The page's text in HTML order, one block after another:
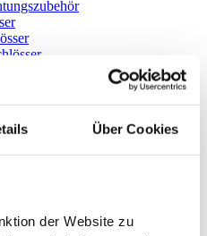
Über Cookies
der Website zu
Taschen